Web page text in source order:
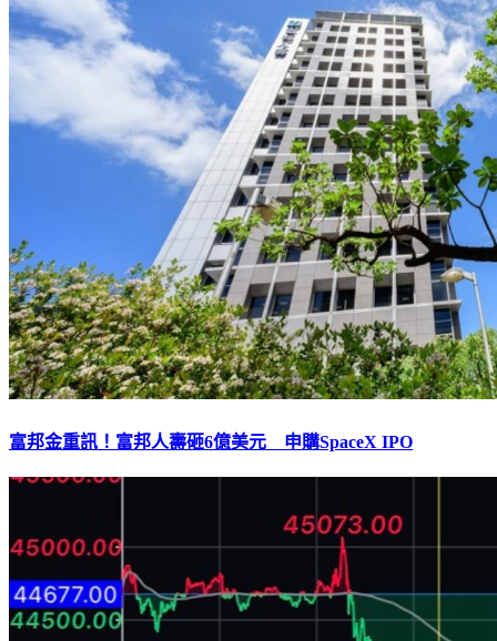
富邦金重訊！富邦人壽砸6億美元 申購SpaceX IPO